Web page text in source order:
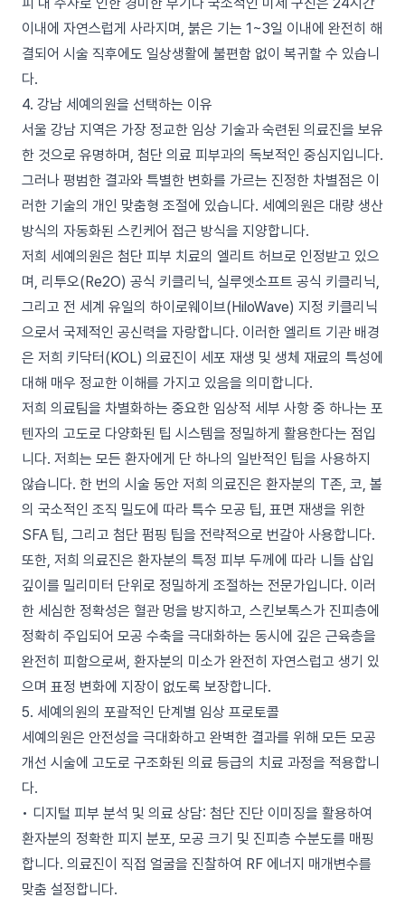
이내에 자연스럽게 사라지며, 붉은 기는 1~3일 이내에 완전히 해
결되어 시술 직후에도 일상생활에 불편함 없이 복귀할 수 있습니
다.
4. 강남 세예의원을 선택하는 이유
서울 강남 지역은 가장 정교한 임상 기술과 숙련된 의료진을 보유
한 것으로 유명하며, 첨단 의료 피부과의 독보적인 중심지입니다.
그러나 평범한 결과와 특별한 변화를 가르는 진정한 차별점은 이
러한 기술의 개인 맞춤형 조절에 있습니다. 세예의원은 대량 생산
방식의 자동화된 스킨케어 접근 방식을 지양합니다.
저희 세예의원은 첨단 피부 치료의 엘리트 허브로 인정받고 있으
며, 리투오(Re2O) 공식 키클리닉, 실루엣소프트 공식 키클리닉,
그리고 전 세계 유일의 하이로웨이브(HiloWave) 지정 키클리닉
으로서 국제적인 공신력을 자랑합니다. 이러한 엘리트 기관 배경
은 저희 키닥터(KOL) 의료진이 세포 재생 및 생체 재료의 특성에
대해 매우 정교한 이해를 가지고 있음을 의미합니다.
저희 의료팀을 차별화하는 중요한 임상적 세부 사항 중 하나는 포
텐자의 고도로 다양화된 팁 시스템을 정밀하게 활용한다는 점입
니다. 저희는 모든 환자에게 단 하나의 일반적인 팁을 사용하지
않습니다. 한 번의 시술 동안 저희 의료진은 환자분의 T존, 코, 볼
의 국소적인 조직 밀도에 따라 특수 모공 팁, 표면 재생을 위한
SFA 팁, 그리고 첨단 펌핑 팁을 전략적으로 번갈아 사용합니다.
또한, 저희 의료진은 환자분의 특정 피부 두께에 따라 니들 삽입
깊이를 밀리미터 단위로 정밀하게 조절하는 전문가입니다. 이러
한 세심한 정확성은 혈관 멍을 방지하고, 스킨보톡스가 진피층에
정확히 주입되어 모공 수축을 극대화하는 동시에 깊은 근육층을
완전히 피함으로써, 환자분의 미소가 완전히 자연스럽고 생기 있
으며 표정 변화에 지장이 없도록 보장합니다.
5. 세예의원의 포괄적인 단계별 임상 프로토콜
세예의원은 안전성을 극대화하고 완벽한 결과를 위해 모든 모공
개선 시술에 고도로 구조화된 의료 등급의 치료 과정을 적용합니
다.
• 디지털 피부 분석 및 의료 상담: 첨단 진단 이미징을 활용하여
환자분의 정확한 피지 분포, 모공 크기 및 진피층 수분도를 매핑
합니다. 의료진이 직접 얼굴을 진찰하여 RF 에너지 매개변수를
맞춤 설정합니다.